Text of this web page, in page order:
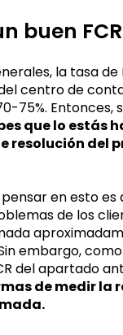
buen
la tasa de
centro de
75%. Entonces,
que lo estás
resolución del
en esto es
de los
embargo,
del apartado
de medir la